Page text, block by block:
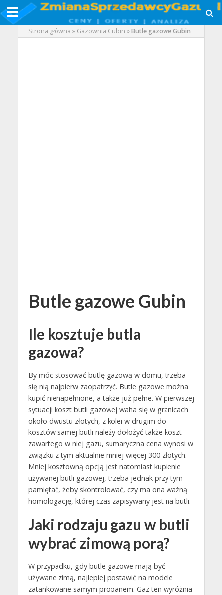
Strona główna » Gazownia Gubin »Butle gazowe Gubin
Butle gazowe Gubin
Ile kosztuje butla
gazowa?
By móc stosować butlę gazową w domu, trzeba
się nią najpierw zaopatrzyć. Butle gazowe można
kupić nienapełnione, a także już pełne. W pierwszej
sytuacji koszt butli gazowej waha się w granicach
około dwustu złotych, z kolei w drugim do
kosztów samej butli należy dołożyć także koszt
zawartego w niej gazu, sumaryczna cena wynosi w
związku z tym aktualnie mniej więcej 300 złotych.
Mniej kosztowną opcją jest natomiast kupienie
używanej butli gazowej, trzeba jednak przy tym
pamiętać, żeby skontrolować, czy ma ona ważną
homologację, której czas zapisywany jest na butli.
Jaki rodzaju gazu w butli
wybrać zimową porą?
W przypadku, gdy butle gazowe mają być
używane zimą, najlepiej postawić na modele
zatankowane samym propanem. Gaz ten wyróżnia